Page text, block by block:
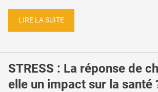
LIRE LA SUITE
STRESS : La réponse de
elle un impact sur la santé